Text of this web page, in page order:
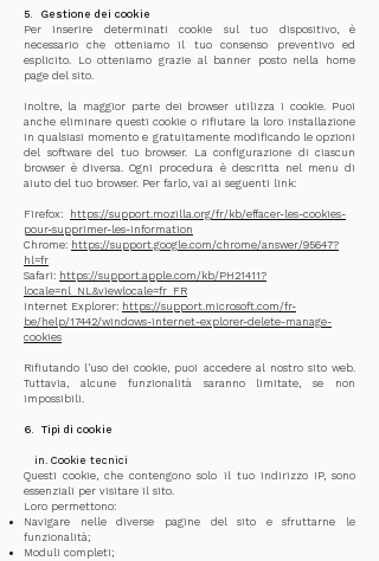
5.
Gestione dei cookie
Per inserire determinati cookie sul tuo dispositivo, è
necessario che otteniamo il tuo consenso preventivo ed
esplicito. Lo otteniamo grazie al banner posto nella home
page del sito.
Inoltre, la maggior parte dei browser utilizza i cookie. Puoi
anche eliminare questi cookie o rifiutare la loro installazione
in qualsiasi momento e gratuitamente modificando le opzioni
del software del tuo browser. La configurazione di ciascun
browser è diversa. Ogni procedura è descritta nel menu di
aiuto del tuo browser. Per farlo, vai ai seguenti link:
Firefox:
https://support.mozilla.org/fr/kb/effacer-les-cookies-
pour-supprimer-les-information
Chrome: https://support.google.com/chrome/answer/95647?
hl=fr
Safari: https://support.apple.com/kb/PH21411?
locale=nl_NL&viewlocale=fr_FR
Internet Explorer: https://support.microsoft.com/fr-
be/help/17442/windows-internet-explorer-delete-manage-
cookies
Rifiutando l'uso dei cookie, puoi accedere al nostro sito web.
Tuttavia, alcune funzionalità saranno limitate, se non
impossibili.
6. Tipi di cookie
in. Cookie tecnici
Questi cookie, che contengono solo il tuo indirizzo IP, sono
essenziali per visitare il sito.
Loro permettono:
Navigare nelle diverse pagine del sito e sfruttarne le
funzionalità;
Moduli completi;